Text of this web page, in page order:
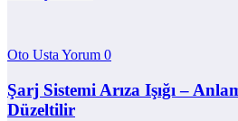
Oto Usta Yorum 0
Şarj Sistemi Arıza Işığı –
Düzeltilir